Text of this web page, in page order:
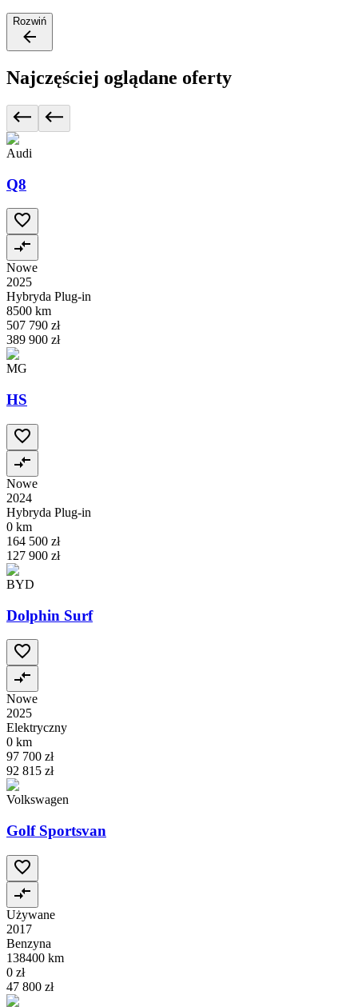
Rozwiń
Najczęściej oglądane oferty
Audi
Q8
Nowe
2025
Hybryda Plug-in
8500 km
507 790 zł
389 900 zł
MG
HS
Nowe
2024
Hybryda Plug-in
0 km
164 500 zł
127 900 zł
BYD
Dolphin Surf
Nowe
2025
Elektryczny
0 km
97 700 zł
92 815 zł
Volkswagen
Golf Sportsvan
Używane
2017
Benzyna
138400 km
0 zł
47 800 zł